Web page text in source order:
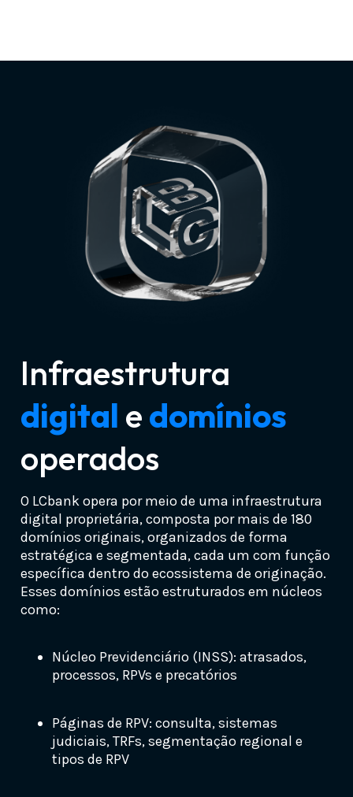
Infraestrutura
digital edomínios
operados
O LCbank opera por meio de uma infraestrutura
digital proprietária, composta por mais de 180
domínios originais, organizados de forma
estratégica e segmentada, cada um com função
específica dentro do ecossistema de originação.
Esses domínios estão estruturados em núcleos
como:
Núcleo Previdenciário (INSS): atrasados,
processos, RPVs e precatórios
Páginas de RPV: consulta, sistemas
judiciais, TRFs, segmentação regional e
tipos de RPV